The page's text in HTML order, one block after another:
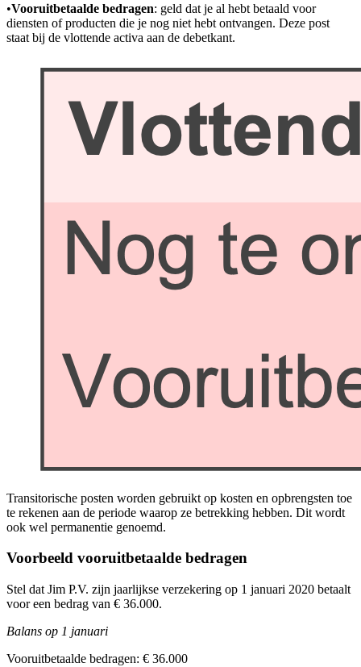
•Vooruitbetaalde bedragen: geld dat je al hebt betaald voor
diensten of producten die je nog niet hebt ontvangen. Deze post
staat bij de vlottende activa aan de debetkant.
Transitorische posten worden gebruikt op kosten en opbrengsten toe
te rekenen aan de periode waarop ze betrekking hebben. Dit wordt
ook wel permanentie genoemd.
Voorbeeld vooruitbetaalde bedragen
Stel dat Jim P.V. zijn jaarlijkse verzekering op 1 januari 2020 betaalt
voor een bedrag van € 36.000.
Balans op 1 januari
Vooruitbetaalde bedragen: € 36.000